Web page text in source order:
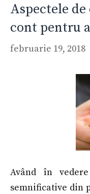
Aspectele
cont pentru
februarie 19, 2018
Având în
semnificative din